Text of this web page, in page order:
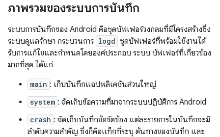
ภาพรวมของระบบการบันทึก
ระบบการบันทึกของ Android คือชุดบัฟเฟอร์วงกลมที่มีโครงสร้างซึ่ง
ระบบดูแลรักษา กระบวนการ logd ชุดบัฟเฟอร์ที่พร้อมใช้งานได้
รับการแก้ไขและกำหนดโดยองค์ประกอบ ระบบ บัฟเฟอร์ที่เกี่ยวข้อง
มากที่สุด ได้แก่
main : เก็บบันทึกแอปพลิเคชันส่วนใหญ่
system : จัดเก็บข้อความที่มาจากระบบปฏิบัติการ Android
crash : จัดเก็บบันทึกข้อขัดข้อง แต่ละรายการในบันทึกจะมี
ลำดับความสำคัญ ซึ่งก็คือแท็กที่ระบุ ต้นทางของบันทึก และ